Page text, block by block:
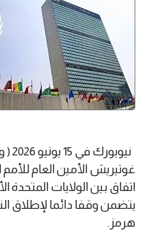
غوتيريش الأمين العام للأمم
اتفاق بين الولايات المتحدة
يتضمن وقفا دائما لإطلاق
هرمز.